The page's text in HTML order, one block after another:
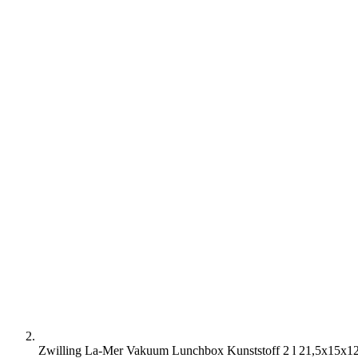
Zwilling La-Mer Vakuum Lunchbox Kunststoff 2 l